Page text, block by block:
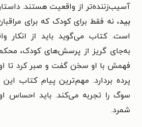
آسیب‌زننده‌تر از واقعیت هستند.
بید، نه فقط برای کودک که برای
است. کتاب می‌گوید باید از انکار
به‌جای گریز از پرسش‌های کودک، محکم
فهمش با او سخن گفت و صبر کرد تا او
پرده بردارد. مهم‌ترین پیام کتاب
سوگ را تجربه می‌کند. باید احساس
شمرد.